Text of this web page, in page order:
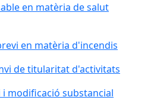
en matèria de salut
en matèria d'incendis
de titularitat d'activitats
modificació substancial